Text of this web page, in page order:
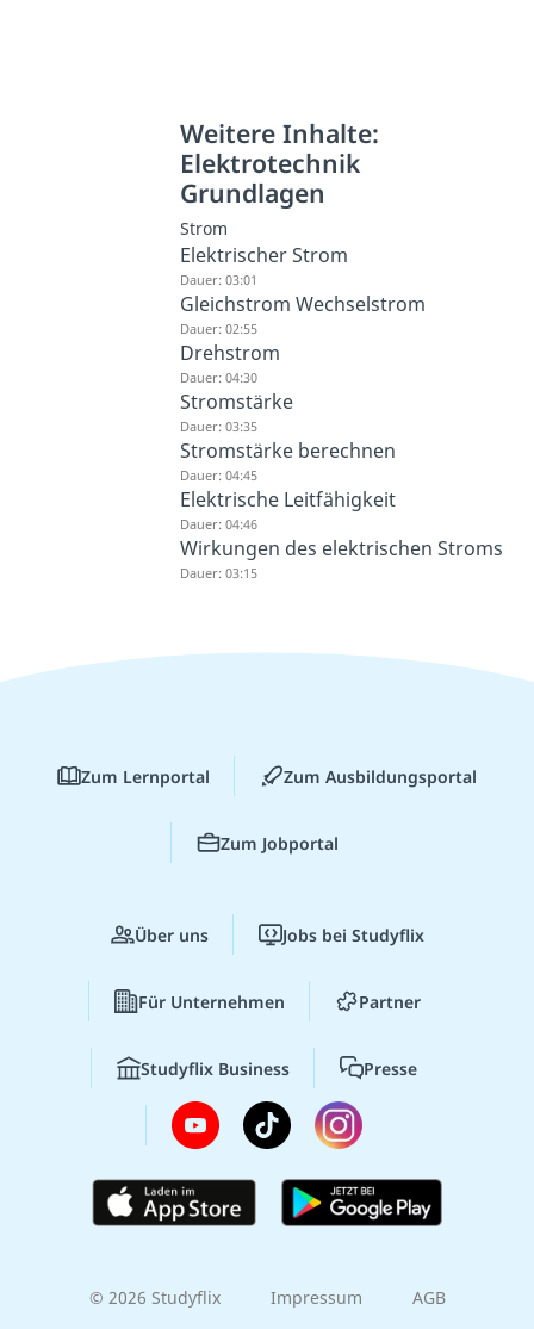
Weitere Inhalte:
Elektrotechnik
Grundlagen
Strom
Elektrischer Strom
Dauer: 03:01
Gleichstrom Wechselstrom
Dauer: 02:55
Drehstrom
Dauer: 04:30
Stromstärke
Dauer: 03:35
Stromstärke berechnen
Dauer: 04:45
Elektrische Leitfähigkeit
Dauer: 04:46
Wirkungen des elektrischen Stroms
Dauer: 03:15
Zum Lernportal Zum Ausbildungsportal
Zum Jobportal
Über uns Jobs bei Studyflix
Für Unternehmen Partner
Studyflix Business Presse
© 2026 Studyflix Impressum AGB